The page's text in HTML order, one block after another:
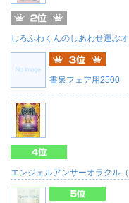
しろふわくんのしあわせ運ぶオ
書泉フェア用2500
エンジェルアンサーオラクル（